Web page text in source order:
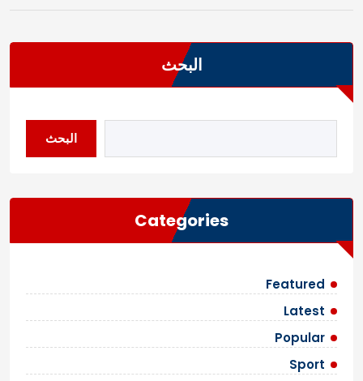
البحث
البحث
Categories
Featured
Latest
Popular
Sport